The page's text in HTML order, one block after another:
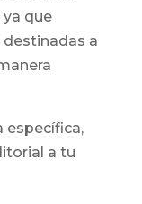
que
a
específica,
a tu